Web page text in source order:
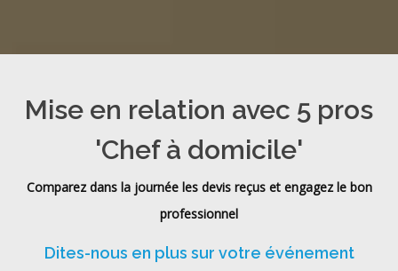
Mise en relation avec 5 pros
'Chef à domicile'
Comparez dans la journée les devis reçus et engagez le bon
professionnel
Dites-nous en plus sur votre événement